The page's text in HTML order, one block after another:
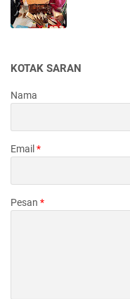
KOTAK SARAN
Nama
Email *
Pesan *